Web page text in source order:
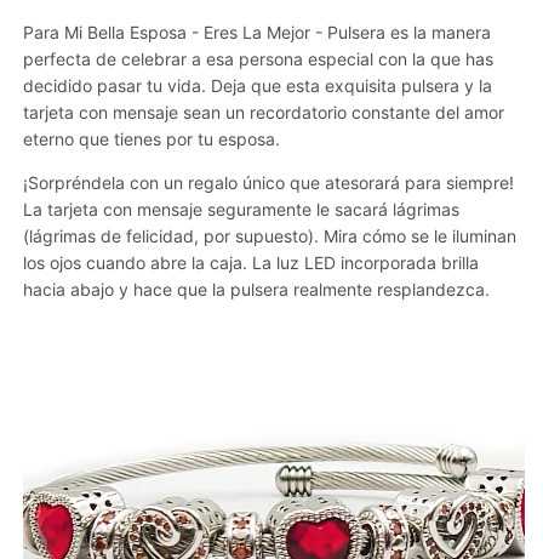
Para Mi Bella Esposa - Eres La Mejor - Pulsera es la manera
perfecta de celebrar a esa persona especial con la que has
decidido pasar tu vida. Deja que esta exquisita pulsera y la
tarjeta con mensaje sean un recordatorio constante del amor
eterno que tienes por tu esposa.
¡Sorpréndela con un regalo único que atesorará para siempre!
La tarjeta con mensaje seguramente le sacará lágrimas
(lágrimas de felicidad, por supuesto). Mira cómo se le iluminan
los ojos cuando abre la caja. La luz LED incorporada brilla
hacia abajo y hace que la pulsera realmente resplandezca.